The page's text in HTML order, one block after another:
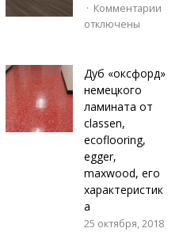
Комментарии
отключены
Дуб «оксфорд»
немецкого
ламината от
classen,
ecoflooring,
egger,
maxwood, его
характеристик
а
25 октября, 2018